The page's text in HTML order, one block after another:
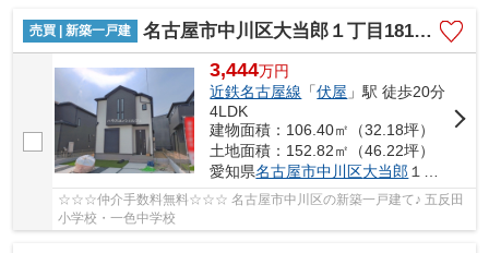
売買 | 新築一戸建 名古屋市中川区大当郎１丁目1815【仲介手数料無料】新築一戸建て
3,444万円
近鉄名古屋線 「伏屋 」駅 徒歩20分
4LDK
建物面積：106.40㎡（32.18坪）
土地面積：152.82㎡（46.22坪）
愛知県名古屋市中川区大当郎 １丁目1815
☆☆☆仲介手数料無料☆☆☆ 名古屋市中川区の新築一戸建て♪ 五反田
小学校・一色中学校